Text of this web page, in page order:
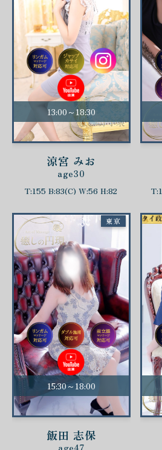
13:00～18:30
涼宮 みお
age30
T:155 B:83(C) W:56 H:82
15:30～18:00
飯田 志保
東京